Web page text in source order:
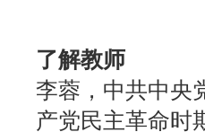
了解教师
李蓉，中共中央
产党民主革命时